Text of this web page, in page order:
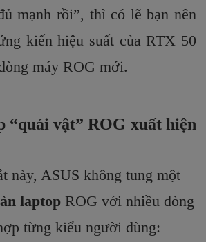
mạnh rồi”, thì có lẽ bạn nên
kiến hiệu suất của RTX 50
máy ROG mới.
“quái vật” ROG xuất hiện
này, ASUS không tung một
laptop ROG với nhiều dòng
từng kiểu người dùng: